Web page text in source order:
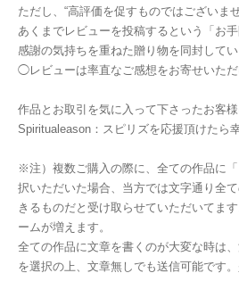
ただし、“高評価を促すものではございま
あくまでレビューを投稿するという「お
感謝の気持ちを重ねた贈り物を同封してい
◯レビューは率直なご感想をお寄せいただ
作品とお取引を気に入って下さったお客
Spiritualeason：スピリズを応援頂けたら
※注）複数ご購入の際に、全ての作品に
択いただいた場合、当方では文字通り全
きるものだと受け取らせていただいてま
ームが増えます。
全ての作品に文章を書くのが大変な時は
を選択の上、文章無しでも送信可能です。